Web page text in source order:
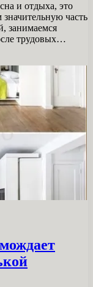
и отдыха, это
часть
занимаемся
трудовых…